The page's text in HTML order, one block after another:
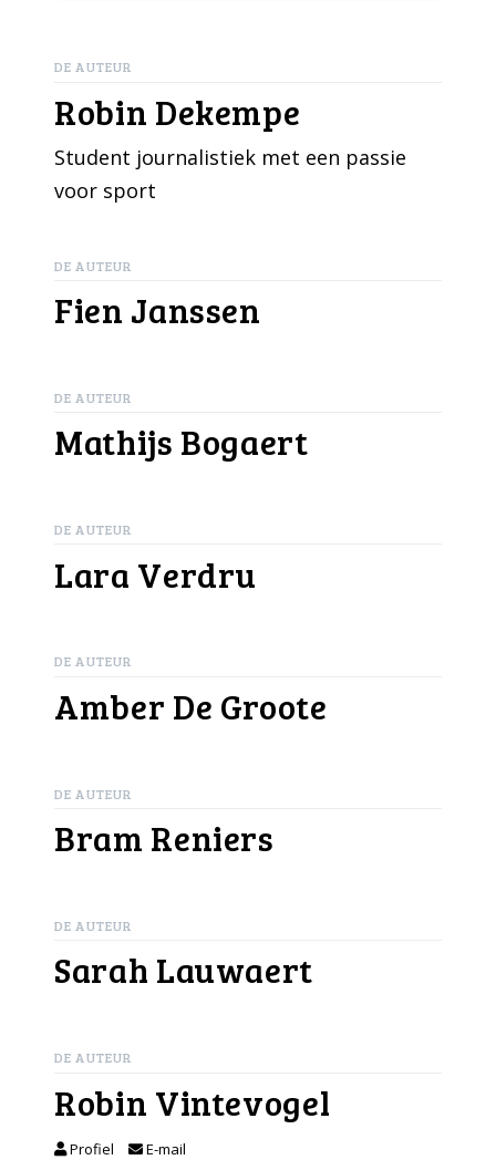
DE AUTEUR
Robin Dekempe
Student journalistiek met een passie
voor sport
DE AUTEUR
Fien Janssen
DE AUTEUR
Mathijs Bogaert
DE AUTEUR
Lara Verdru
DE AUTEUR
Amber De Groote
DE AUTEUR
Bram Reniers
DE AUTEUR
Sarah Lauwaert
DE AUTEUR
Robin Vintevogel
Profiel E-mail